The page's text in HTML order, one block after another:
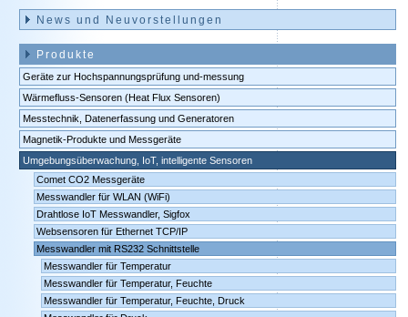
News und Neuvorstellungen
Produkte
Geräte zur Hochspannungsprüfung und-messung
Wärmefluss-Sensoren (Heat Flux Sensoren)
Messtechnik, Datenerfassung und Generatoren
Magnetik-Produkte und Messgeräte
Umgebungsüberwachung, IoT, intelligente Sensoren
Comet CO2 Messgeräte
Messwandler für WLAN (WiFi)
Drahtlose IoT Messwandler, Sigfox
Websensoren für Ethernet TCP/IP
Messwandler mit RS232 Schnittstelle
Messwandler für Temperatur
Messwandler für Temperatur, Feuchte
Messwandler für Temperatur, Feuchte, Druck